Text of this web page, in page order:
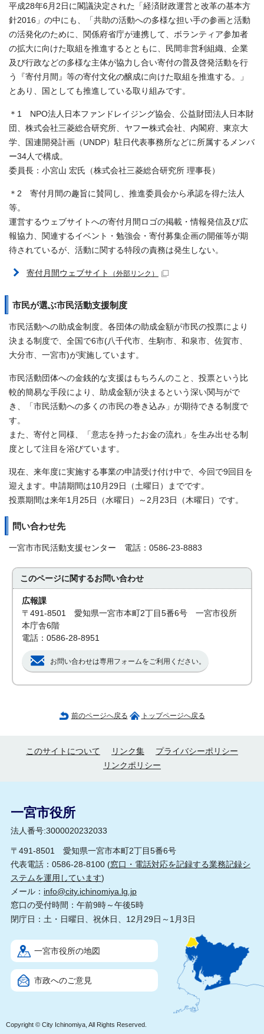
平成28年6月2日に閣議決定された「経済財政運営と改革の基本方
針2016」の中にも、「共助の活動への多様な担い手の参画と活動
の活発化のために、関係府省庁が連携して、ボランティア参加者
の拡大に向けた取組を推進するとともに、民間非営利組織、企業
及び行政などの多様な主体が協力し合い寄付の普及啓発活動を行
う『寄付月間』等の寄付文化の醸成に向けた取組を推進する。」
とあり、国としても推進している取り組みです。
＊1 NPO法人日本ファンドレイジング協会、公益財団法人日本財
団、株式会社三菱総合研究所、ヤフー株式会社、内閣府、東京大
学、国連開発計画（UNDP）駐日代表事務所などに所属するメンバ
ー34人で構成。
委員長：小宮山 宏氏（株式会社三菱総合研究所 理事長）
＊2 寄付月間の趣旨に賛同し、推進委員会から承認を得た法人
等。
運営するウェブサイトへの寄付月間ロゴの掲載・情報発信及び広
報協力、関連するイベント・勉強会・寄付募集企画の開催等が期
待されているが、活動に関する特段の責務は発生しない。
寄付月間ウェブサイト （外部リンク）
市民が選ぶ市民活動支援制度
市民活動への助成金制度。各団体の助成金額が市民の投票により
決まる制度で、全国で6市(八千代市、生駒市、和泉市、佐賀市、
大分市、一宮市)が実施しています。
市民活動団体への金銭的な支援はもちろんのこと、投票という比
較的簡易な手段により、助成金額が決まるという深い関与がで
き、「市民活動への多くの市民の巻き込み」が期待できる制度で
す。
また、寄付と同様、「意志を持ったお金の流れ」を生み出せる制
度として注目を浴びています。
現在、来年度に実施する事業の申請受け付け中で、今回で9回目を
迎えます。申請期間は10月29日（土曜日）までです。
投票期間は来年1月25日（水曜日）～2月23日（木曜日）です。
問い合わせ先
一宮市市民活動支援センター 電話：0586-23-8883
このページに関するお問い合わせ
広報課
〒491-8501 愛知県一宮市本町2丁目5番6号 一宮市役所
本庁舎6階
電話：0586-28-8951
お問い合わせは専用フォームをご利用ください。
前のページへ戻る トップページへ戻る
このサイトについて リンク集
プライバシーポリシー
リンクポリシー
一宮市役所
法人番号:3000020232033
〒491-8501 愛知県一宮市本町2丁目5番6号
代表電話：0586-28-8100 (窓口・電話対応を記録する業務記録シ
ステムを運用しています)
メール： info@city.ichinomiya.lg.jp
窓口の受付時間：午前9時～午後5時
閉庁日：土・日曜日、祝休日、12月29日～1月3日
一宮市役所の地図
市政へのご意見
Copyright © City Ichinomiya, All Rights Reserved.